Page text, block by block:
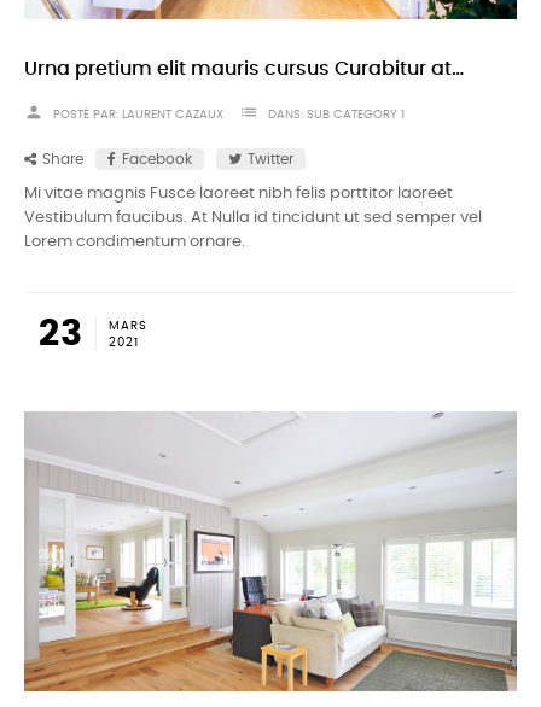
Urna pretium elit mauris cursus Curabitur at elit Vestibulum
Share Facebook Twitter
person POSTÉ PAR: LAURENT CAZAUX list DANS: SUB CATEGORY 1
MARS
23 2021
Mi vitae magnis Fusce laoreet nibh felis porttitor laoreet
Vestibulum faucibus. At Nulla id tincidunt ut sed semper vel
Lorem condimentum ornare.